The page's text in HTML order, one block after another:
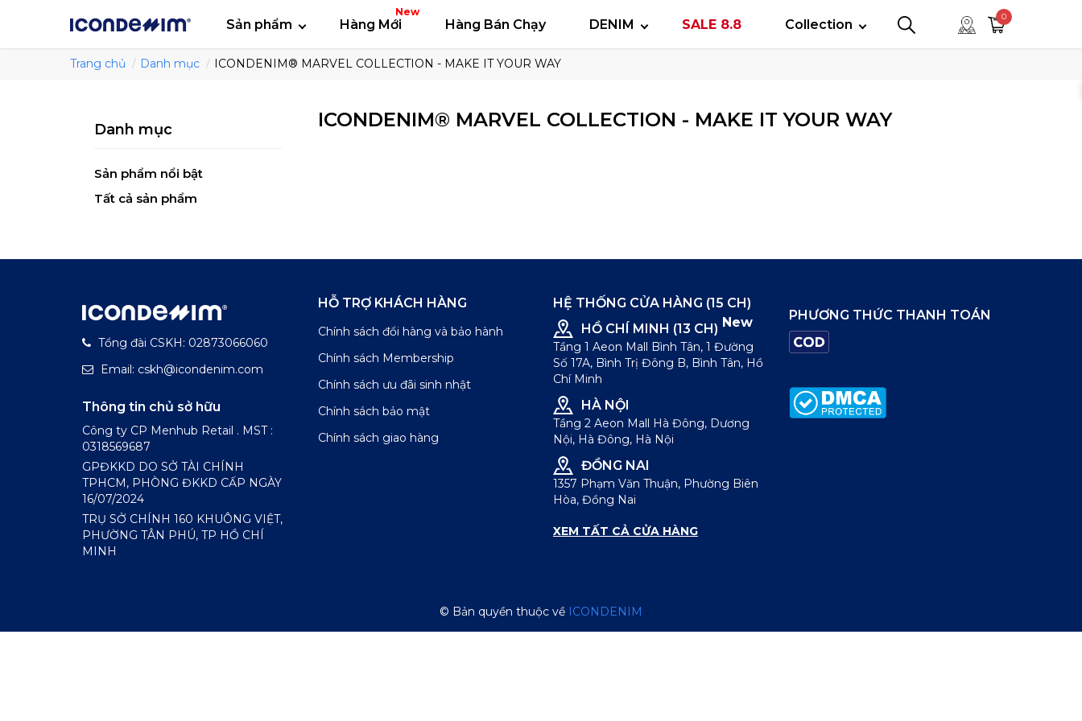
Sản phẩm Hàng Mới
New
Hàng Bán Chạy DENIM SALE 8.8 Collection
0
Trang chủ Danh mục ICONDENIM® MARVEL COLLECTION - MAKE IT YOUR WAY
Danh mục
Sản phẩm nổi bật
Tất cả sản phẩm
ICONDENIM® MARVEL COLLECTION - MAKE IT YOUR WAY
Tổng đài CSKH: 02873066060
Email: cskh@icondenim.com
Thông tin chủ sở hữu
Công ty CP Menhub Retail . MST :
0318569687
GPĐKKD DO SỞ TÀI CHÍNH
TPHCM, PHÒNG ĐKKD CẤP NGÀY
16/07/2024
TRỤ SỞ CHÍNH 160 KHUÔNG VIỆT,
PHƯỜNG TÂN PHÚ, TP HỒ CHÍ
MINH
HỖ TRỢ KHÁCH HÀNG
Chính sách đổi hàng và bảo hành
Chính sách Membership
Chính sách ưu đãi sinh nhật
Chính sách bảo mật
Chính sách giao hàng
HỆ THỐNG CỬA HÀNG (15 CH)
HỒ CHÍ MINH (13 CH) New
Tầng 1 Aeon Mall Bình Tân, 1 Đường
Số 17A, Bình Trị Đông B, Bình Tân, Hồ
Chí Minh
HÀ NỘI
Tầng 2 Aeon Mall Hà Đông, Dương
Nội, Hà Đông, Hà Nội
ĐỒNG NAI
1357 Phạm Văn Thuận, Phường Biên
Hòa, Đồng Nai
XEM TẤT CẢ CỬA HÀNG
PHƯƠNG THỨC THANH TOÁN
© Bản quyền thuộc về ICONDENIM